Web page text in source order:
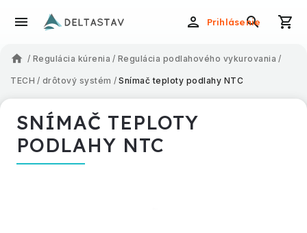
Prihlásenie
/ Regulácia kúrenia / Regulácia podlahového vykurovania /
TECH / drôtový systém / Snímač teploty podlahy NTC
SNÍMAČ TEPLOTY
PODLAHY NTC